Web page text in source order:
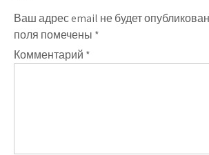
Ваш адрес email не будет
поля помечены *
Комментарий *